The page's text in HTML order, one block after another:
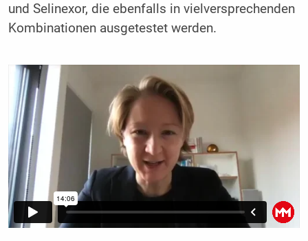
und Selinexor, die ebenfalls in vielversprechenden
Kombinationen ausgetestet werden.